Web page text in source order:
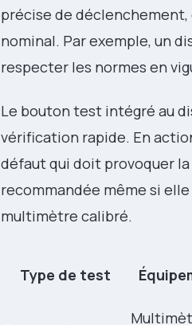
précise de
nominal. Par exemple, un
respecter les normes en
Le bouton test intégré au
vérification rapide. En
défaut qui doit provoquer
recommandée même si
multimètre calibré.
Type de test